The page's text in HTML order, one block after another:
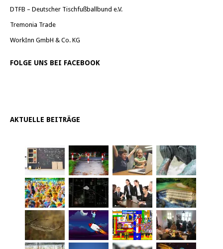
DTFB – Deutscher Tischfußballbund e.V.
Tremonia Trade
WorkInn GmbH & Co. KG
FOLGE UNS BEI FACEBOOK
AKTUELLE BEITRÄGE